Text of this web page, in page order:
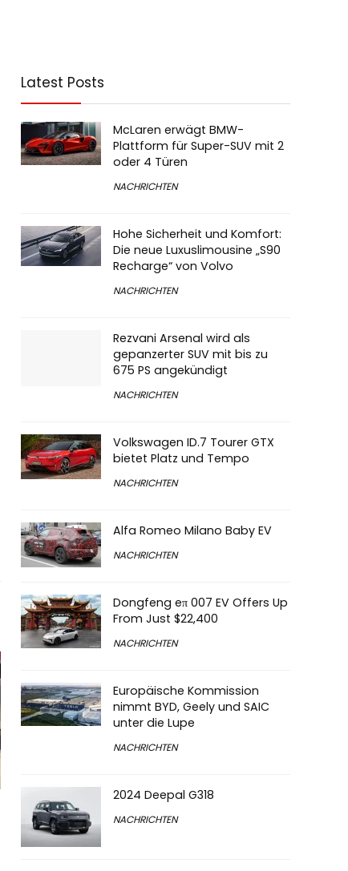
Latest Posts
McLaren erwägt BMW-
Plattform für Super-SUV mit 2
oder 4 Türen
NACHRICHTEN
Hohe Sicherheit und Komfort:
Die neue Luxuslimousine „S90
Recharge“ von Volvo
NACHRICHTEN
Rezvani Arsenal wird als
gepanzerter SUV mit bis zu
675 PS angekündigt
NACHRICHTEN
Volkswagen ID.7 Tourer GTX
bietet Platz und Tempo
NACHRICHTEN
Alfa Romeo Milano Baby EV
NACHRICHTEN
Dongfeng eπ 007 EV Offers Up
From Just $22,400
NACHRICHTEN
Europäische Kommission
nimmt BYD, Geely und SAIC
unter die Lupe
NACHRICHTEN
2024 Deepal G318
NACHRICHTEN